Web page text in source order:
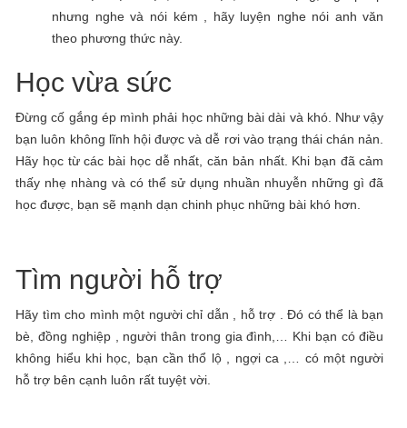
nhưng nghe và nói kém , hãy luyện nghe nói anh văn
theo phương thức này.
Học vừa sức
Đừng cố gắng ép mình phải học những bài dài và khó. Như vậy
bạn luôn không lĩnh hội được và dễ rơi vào trạng thái chán nản.
Hãy học từ các bài học dễ nhất, căn bản nhất. Khi bạn đã cảm
thấy nhẹ nhàng và có thể sử dụng nhuần nhuyễn những gì đã
học được, bạn sẽ mạnh dạn chinh phục những bài khó hơn.
Tìm người hỗ trợ
Hãy tìm cho mình một người chỉ dẫn , hỗ trợ . Đó có thể là bạn
bè, đồng nghiệp , người thân trong gia đình,… Khi bạn có điều
không hiểu khi học, bạn cần thổ lộ , ngợi ca ,… có một người
hỗ trợ bên cạnh luôn rất tuyệt vời.